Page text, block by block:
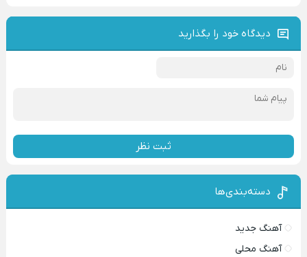
دیدگاه خود را بگذارید
ثبت نظر
دسته‌بندی‌ها
آهنگ جدید
آهنگ محلی